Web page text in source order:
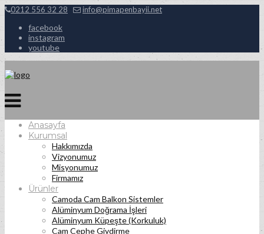
0212 556 32 28 info@pimapenbayii.net
facebook
instagram
youtube
Anasayfa
Kurumsal
Hakkımızda
Vizyonumuz
Misyonumuz
Firmamız
Ürünler
Camoda Cam Balkon Sistemler
Alüminyum Doğrama İşleri
Alüminyum Küpeşte (Korkuluk)
Cam Cephe Giydirme